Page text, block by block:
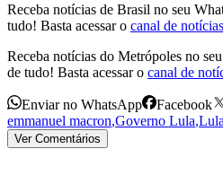
Receba notícias de Brasil no seu
tudo! Basta acessar o canal de
Receba notícias do Metrópoles no
de tudo! Basta acessar o canal de
Enviar no WhatsApp Facebook
emmanuel macron,Governo Lula,Lula
Ver Comentários